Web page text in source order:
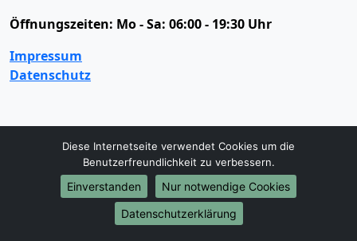
Öffnungszeiten: Mo - Sa: 06:00 - 19:30 Uhr
Impressum
Datenschutz
Umzugsservice
Umzugsservice Behördenumzug
Büroumzug
Fernumzug
Firmenumzug
Laborumzug
Mini Umzug
Praxisumzug
Privatumzug
Studentenumzug
Diese Internetseite verwendet Cookies um die
Benutzerfreundlichkeit zu verbessern.
Einverstanden
Nur notwendige Cookies
Datenschutzerklärung